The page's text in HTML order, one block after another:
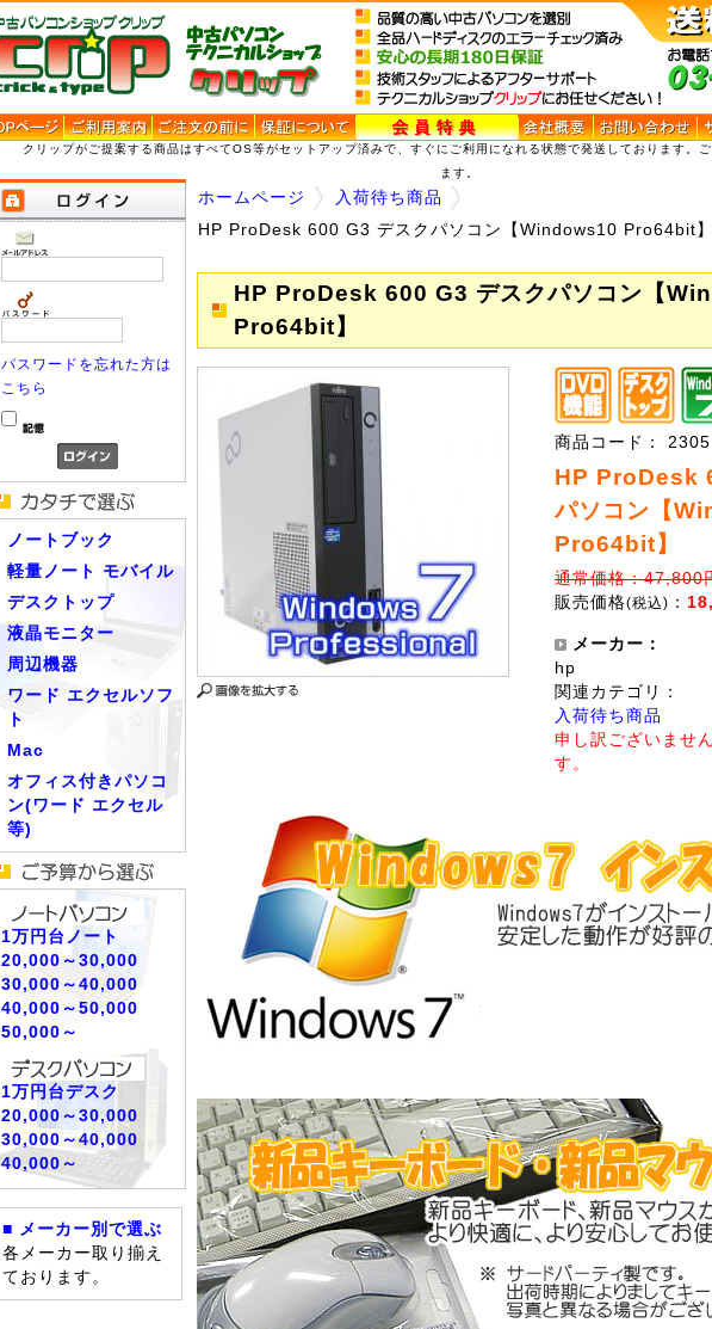
クリップがご提案する商品はすべてOS等がセットアップ済みで、すぐにご利用になれる状態で発送しております。
ます。
パスワードを忘れた方は
こちら
ノートブック
軽量ノート モバイル
デスクトップ
液晶モニター
周辺機器
ワード エクセルソフ
ト
Mac
オフィス付きパソコ
ン(ワード エクセル
等)
1万円台ノート
20,000～30,000
30,000～40,000
40,000～50,000
50,000～
1万円台デスク
20,000～30,000
30,000～40,000
40,000～
■ メーカー別で選ぶ
各メーカー取り揃え
ております。
ホームページ
入荷待ち商品
HP ProDesk 600 G3 デスクパソコン【Windows10 Pro64bit
HP ProDesk 600 G3 デスクパソコン【
Pro64bit】
商品コード：
HP ProDesk
パソコン【
Pro64bit】
通常価格：47,800
販売価格(税込) ：
メーカー：
hp
関連カテゴリ：
入荷待ち商品
申し訳ございませ
す。